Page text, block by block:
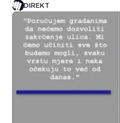
DIREKT